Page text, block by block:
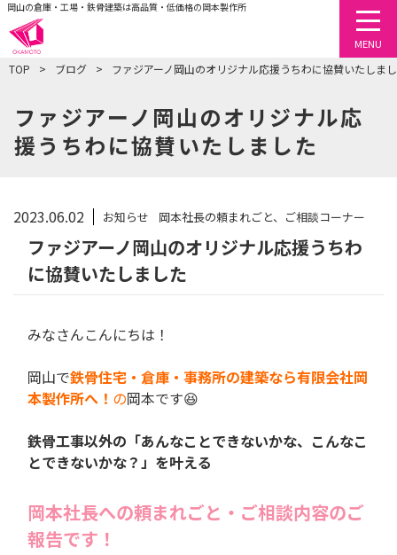
岡山の倉庫・工場・鉄骨建築は高品質・低価格の岡本製作所
TOP ブログ ファジアーノ岡山のオリジナル応援うちわに協賛いたしま
MENU
ファジアーノ岡山のオリジナル応
援うちわに協賛いたしました
2023.06.02 お知らせ 岡本社長の頼まれごと、ご相談コーナー
ファジアーノ岡山のオリジナル応援うちわ
に協賛いたしました
みなさんこんにちは！
岡山で鉄骨住宅・倉庫・事務所の建築なら有限会社岡
本製作所へ！ の岡本です😆
鉄骨工事以外の「あんなことできないかな、こんなこ
とできないかな？」を叶える
岡本社長への頼まれごと・ご相談内容のご
報告です！